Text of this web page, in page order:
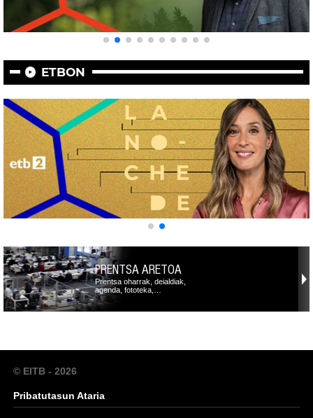
ETBON
PRENTSA ARETOA
Prentsa oharrak, deialdiak,
agenda, fototeka,…
© EITB - 2026
Pribatutasun Ataria